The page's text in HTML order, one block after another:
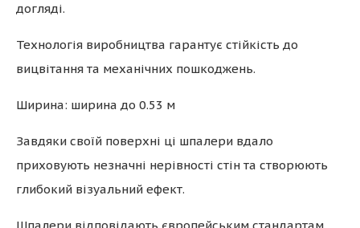
догляді.
Технологія виробництва гарантує стійкість до
вицвітання та механічних пошкоджень.
Ширина: ширина до 0.53 м
Завдяки своїй поверхні ці шпалери вдало
приховують незначні нерівності стін та створюють
глибокий візуальний ефект.